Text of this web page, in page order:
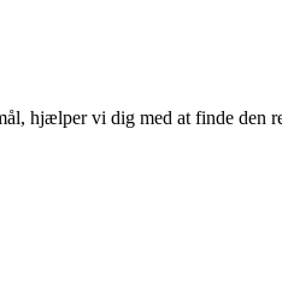
hjælper vi dig med at finde den